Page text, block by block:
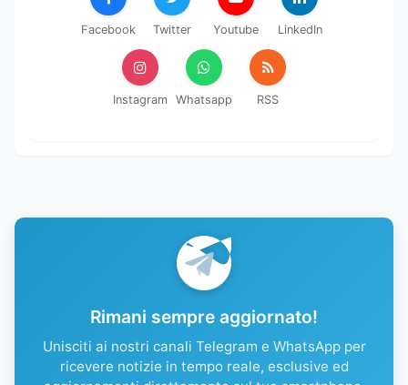
Facebook Twitter Youtube LinkedIn
Instagram Whatsapp RSS
Rimani sempre aggiornato!
Unisciti ai nostri canali Telegram e WhatsApp per
ricevere notizie in tempo reale, esclusive ed